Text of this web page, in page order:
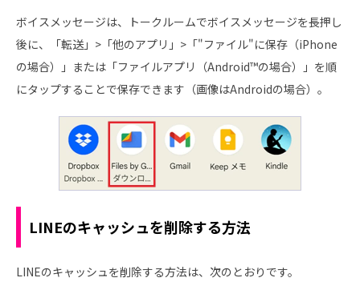
ボイスメッセージは、トークルームでボイスメッセージを長押し
後に、「転送」>「他のアプリ」>「"ファイル"に保存（iPhone
の場合）」または「ファイルアプリ（Android™の場合）」を順
にタップすることで保存できます（画像はAndroidの場合）。
LINEのキャッシュを削除する方法
LINEのキャッシュを削除する方法は、次のとおりです。